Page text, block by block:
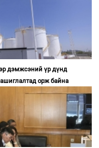
дэмжсэний үр дүнд
ашиглалтад орж байна